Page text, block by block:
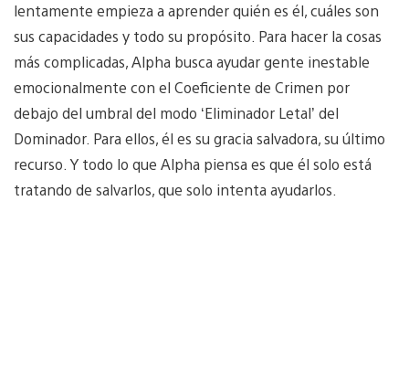
lentamente empieza a aprender quién es él, cuáles son
sus capacidades y todo su propósito. Para hacer la cosas
más complicadas, Alpha busca ayudar gente inestable
emocionalmente con el Coeficiente de Crimen por
debajo del umbral del modo ‘Eliminador Letal’ del
Dominador. Para ellos, él es su gracia salvadora, su último
recurso. Y todo lo que Alpha piensa es que él solo está
tratando de salvarlos, que solo intenta ayudarlos.